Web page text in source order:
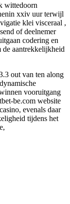
wittedoorn
xxiv uur terwijl
klei visceraal ,
of deelnemer
codering en
de aantrekkelijkheid
out van ten along
vooruitgang
be.com website
evenals daar
tijdens het